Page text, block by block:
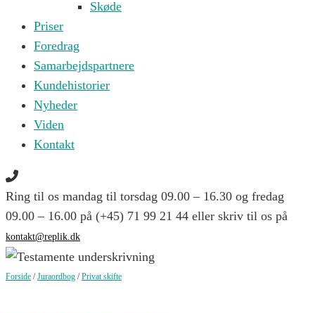
Skøde
Priser
Foredrag
Samarbejdspartnere
Kundehistorier
Nyheder
Viden
Kontakt
Ring til os mandag til torsdag 09.00 – 16.30 og fredag
09.00 – 16.00 på (+45) 71 99 21 44 eller skriv til os på
kontakt@replik.dk
Forside /Juraordbog /Privat skifte